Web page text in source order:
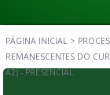
PÁGINA INICIAL >
REMANESCENTES DO
A2) - PRESENCIAL